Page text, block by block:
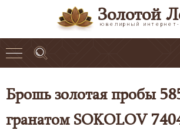
Золотой
ювелирный интернет-
Брошь золотая пробы
гранатом SOKOLOV